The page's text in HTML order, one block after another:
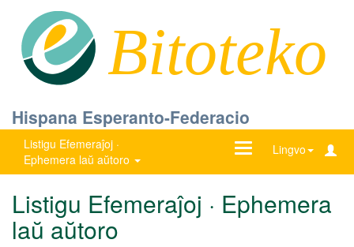
Bitoteko
Hispana Esperanto-Federacio
Listigu Efemeraĵoj ·
Ephemera laŭ aŭtoro
Lingvo
Ŝanĝu
Listigu Efemeraĵoj · Ephemera
laŭ aŭtoro